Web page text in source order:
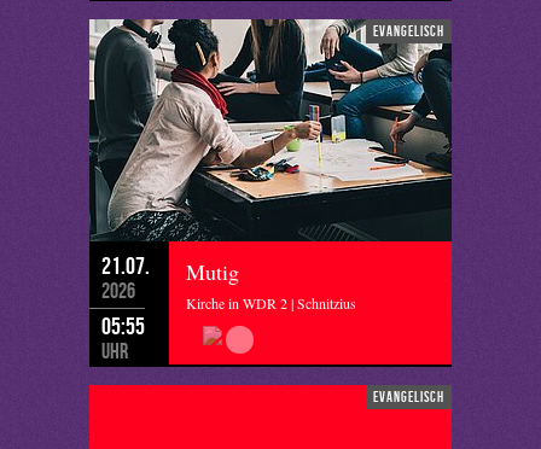
evangelisch
21.07.
2026
05:55
Uhr
Mutig
Kirche in WDR 2 | Schnitzius
evangelisch